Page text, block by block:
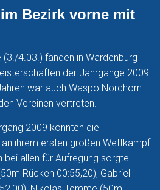
Bezirk vorne mit
4.03.) fanden in Wardenburg
der Jahrgänge 2009
war auch Waspo Nordhorn
Vereinen vertreten.
2009 konnten die
ihrem ersten großen Wettkampf
bei allen für Aufregung sorgte.
Rücken 00:55,20), Gabriel